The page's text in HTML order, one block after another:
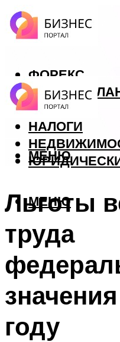
ФОРЕКС
БИЗНЕС
КРЕДИТЫ
НАЛОГИ
МЕНЮ
МЕНЮ
Льготы
труда
году